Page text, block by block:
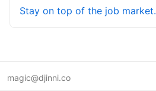
Stay on top of the job market.
magic@djinni.co